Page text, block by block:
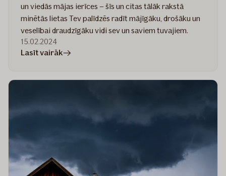
un viedās mājas ierīces – šīs un citas tālāk rakstā
minētās lietas Tev palīdzēs radīt mājīgāku, drošāku un
veselībai draudzīgāku vidi sev un saviem tuvajiem.
15.02.2024
Lasīt vairākrakstā